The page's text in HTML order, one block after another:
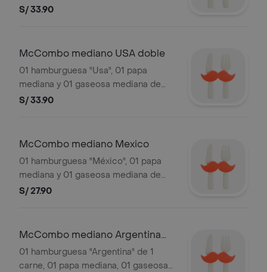
16oz. Sujeto a stock de local. Las
Imágenes referenciales.
S/ 33.90
McCombo mediano USA doble
01 hamburguesa "Usa", 01 papa
mediana y 01 gaseosa mediana de
16oz. Sujeto a stock de local. Las
Imágenes referenciales.
S/ 33.90
McCombo mediano Mexico
01 hamburguesa "México", 01 papa
mediana y 01 gaseosa mediana de
16oz. Sujeto a stock de local. Las
Imágenes referenciales.
S/ 27.90
McCombo mediano Argentina
simple
01 hamburguesa "Argentina" de 1
carne, 01 papa mediana, 01 gaseosa